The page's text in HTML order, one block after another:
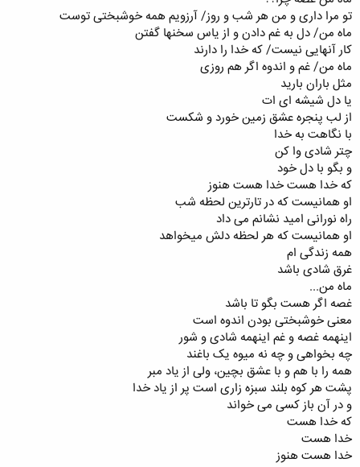
تو مرا داری و من هر شب و روز/ آرزویم همه خوشبختی توست
ماه من/ دل به غم دادن و از یاس سخنها گفتن
کار آنهایی نیست/ که خدا را دارند
ماه من/ غم و اندوه اگر هم روزی
مثل باران بارید
یا دل شیشه ای ات
از لب پنجره عشق زمین خورد و شکست
با نگاهت به خدا
چتر شادی وا کن
و بگو با دل خود
که خدا هست خدا هست هنوز
او همانیست که در تارترین لحظه شب
راه نورانی امید نشانم می داد
او همانیست که هر لحظه دلش میخواهد
همه زندگی ام
غرق شادی باشد
ماه من...
غصه اگر هست بگو تا باشد
معنی خوشبختی بودن اندوه است
اینهمه غصه و غم اینهمه شادی و شور
چه بخواهی و چه نه میوه یک باغند
همه را با هم و با عشق بچین، ولی از یاد مبر
پشت هر کوه بلند سبزه زاری است پر از یاد خدا
و در آن باز کسی می خواند
که خدا هست
خدا هست
خدا هست هنوز